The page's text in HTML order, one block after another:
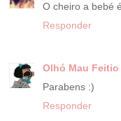
O cheiro a bebé
Responder
Olhó Mau Feitio
Parabens :)
Responder